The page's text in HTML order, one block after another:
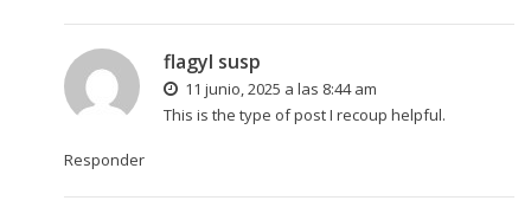
flagyl susp
11 junio, 2025 a las 8:44 am
This is the type of post I recoup helpful.
Responder